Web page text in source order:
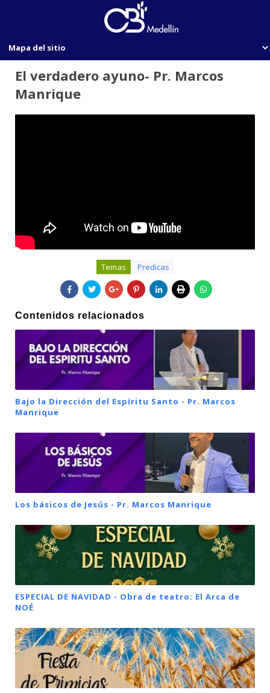
El verdadero ayuno- Pr. Marcos
Manrique
Temas Predicas
Contenidos relacionados
Bajo la Dirección del Espíritu Santo - Pr. Marcos
Manrique
Los básicos de Jesús - Pr. Marcos Manrique
ESPECIAL DE NAVIDAD - Obra de teatro: El Arca de
NOÉ